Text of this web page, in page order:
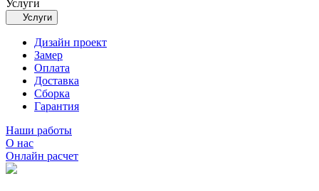
Услуги
Услуги
Дизайн проект
Замер
Оплата
Доставка
Сборка
Гарантия
Наши работы
О нас
Онлайн расчет